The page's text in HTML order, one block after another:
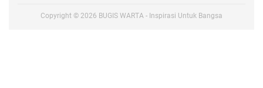
Copyright © 2026 BUGIS WARTA - Inspirasi Untuk Bangsa